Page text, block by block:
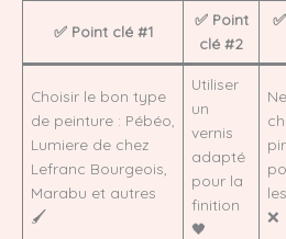
✅ Point clé #1
✅ Point
clé #2
Choisir le bon type
de peinture : Pébéo,
Lumiere de chez
Lefranc Bourgeois,
Marabu et autres
🖌️
Utiliser
un
vernis
adapté
pour la
finition
🖤
❌